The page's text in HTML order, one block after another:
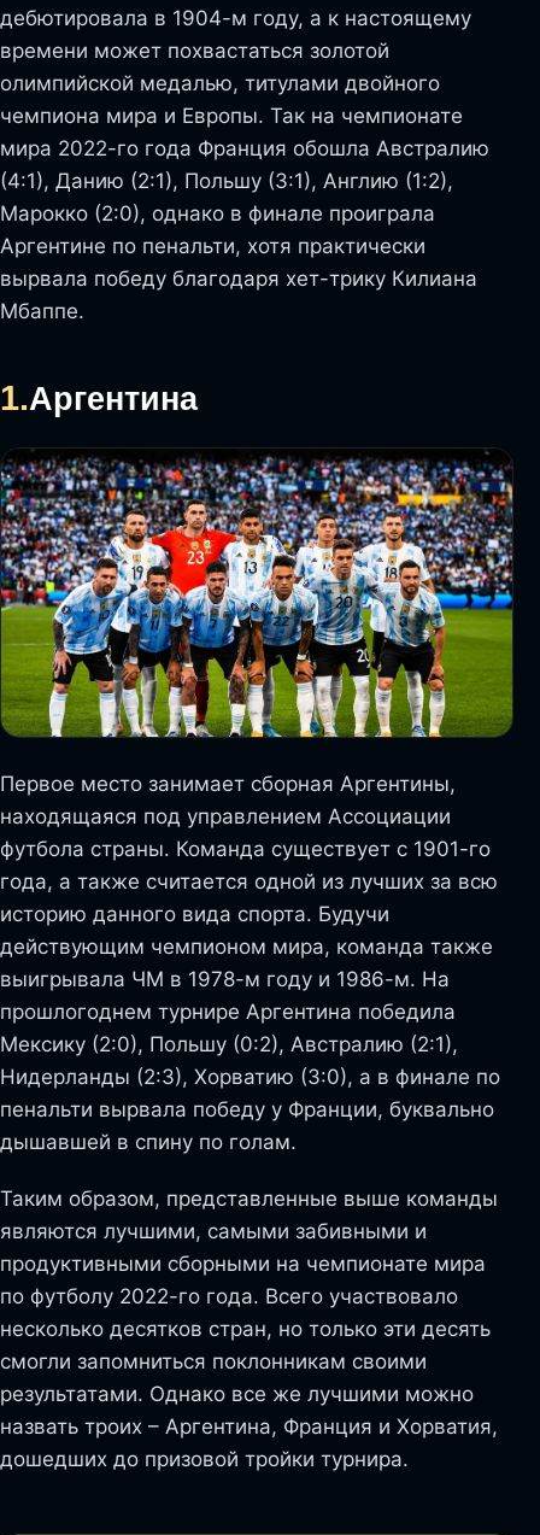
дебютировала в 1904-м году, а к настоящему
времени может похвастаться золотой
олимпийской медалью, титулами двойного
чемпиона мира и Европы. Так на чемпионате
мира 2022-го года Франция обошла Австралию
(4:1), Данию (2:1), Польшу (3:1), Англию (1:2),
Марокко (2:0), однако в финале проиграла
Аргентине по пенальти, хотя практически
вырвала победу благодаря хет-трику Килиана
Мбаппе.
1.Аргентина
Первое место занимает сборная Аргентины,
находящаяся под управлением Ассоциации
футбола страны. Команда существует с 1901-го
года, а также считается одной из лучших за всю
историю данного вида спорта. Будучи
действующим чемпионом мира, команда также
выигрывала ЧМ в 1978-м году и 1986-м. На
прошлогоднем турнире Аргентина победила
Мексику (2:0), Польшу (0:2), Австралию (2:1),
Нидерланды (2:3), Хорватию (3:0), а в финале по
пенальти вырвала победу у Франции, буквально
дышавшей в спину по голам.
Таким образом, представленные выше команды
являются лучшими, самыми забивными и
продуктивными сборными на чемпионате мира
по футболу 2022-го года. Всего участвовало
несколько десятков стран, но только эти десять
смогли запомниться поклонникам своими
результатами. Однако все же лучшими можно
назвать троих – Аргентина, Франция и Хорватия,
дошедших до призовой тройки турнира.